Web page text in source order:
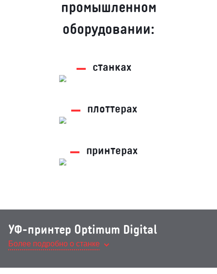
промышленном
оборудовании:
станках
плоттерах
принтерах
УФ-принтер Optimum Digital
Более подробно о станке